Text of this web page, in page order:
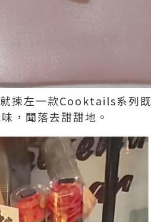
揀左一款Cooktails系列既
，聞落去甜甜地。